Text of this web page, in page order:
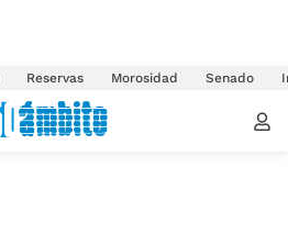
Reservas Morosidad Senado